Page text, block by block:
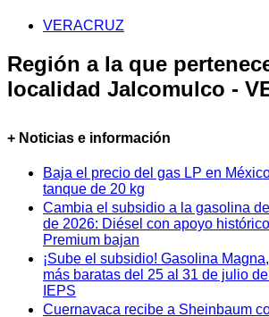
VERACRUZ
Región a la que
localidad Jalcomulco -
+ Noticias e información
Baja el precio del gas LP en
tanque de 20 kg
Cambia el subsidio a la gasolina
de 2026: Diésel con apoyo
Premium bajan
¡Sube el subsidio! Gasolina
más baratas del 25 al 31 de julio
IEPS
Cuernavaca recibe a Sheinbaum